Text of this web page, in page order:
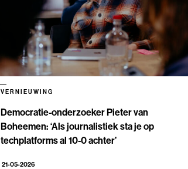
Democratie-onderzoeker Pieter van
Boheemen: ‘Als journalistiek sta je op
techplatforms al 10-0 achter’
VERNIEUWING
21-05-2026